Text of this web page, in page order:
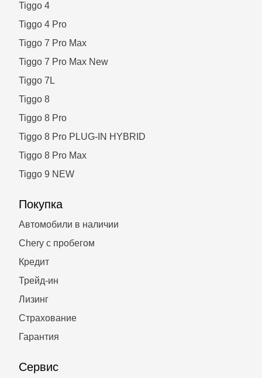
Tiggo 4
Tiggo 4 Pro
Tiggo 7 Pro Max
Tiggo 7 Pro Max New
Tiggo 7L
Tiggo 8
Tiggo 8 Pro
Tiggo 8 Pro PLUG-IN HYBRID
Tiggo 8 Pro Max
Tiggo 9 NEW
Покупка
Автомобили в наличии
Chery с пробегом
Кредит
Трейд-ин
Лизинг
Страхование
Гарантия
Сервис